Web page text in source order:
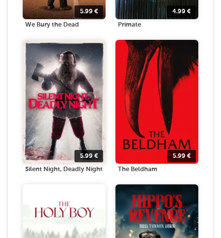
5.99 €
We Bury the Dead
4.99 €
Primate
5.99 €
Silent Night, Deadly Night
5.99 €
The Beldham